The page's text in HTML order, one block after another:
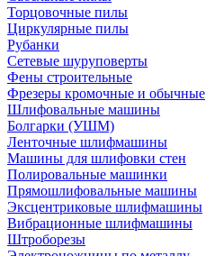
Торцовочные пилы
Циркулярные пилы
Рубанки
Сетевые шуруповерты
Фены строительные
Фрезеры кромочные и обычные
Шлифовальные машины
Болгарки (УШМ)
Ленточные шлифмашины
Машины для шлифовки стен
Полировальные машинки
Прямошлифовальные машины
Эксцентриковые шлифмашины
Вибрационные шлифмашины
Штроборезы